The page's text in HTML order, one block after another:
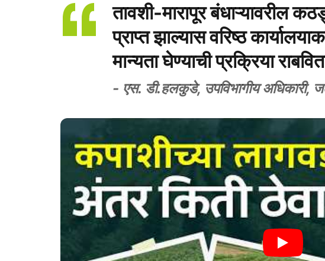
तावशी-मारापूर बंधाऱ्यावरील
प्राप्त झाल्यास वरिष्ठ
मान्यता घेण्याची प्रक्रिया
- एस. डी.हलकुडे, उपविभागीय अधिकारी,